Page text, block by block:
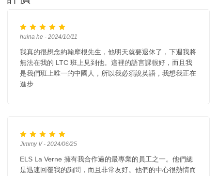
huina he - 2024/10/11
我真的很想念約翰摩根先生，他明天就要退休了，下週我將
無法在我的 LTC 班上見到他。這裡的語言課很好，而且我
是我們班上唯一的中國人，所以我必須說英語，我想我正在
進步
Jimmy V - 2024/06/25
ELS La Verne 擁有我合作過的最專業的員工之一。他們總
是迅速回覆我的詢問，而且非常友好。他們的中心很熱情而